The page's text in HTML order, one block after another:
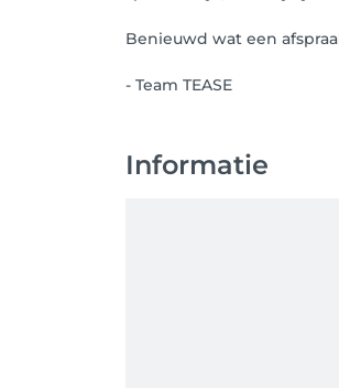
Benieuwd wat een
Informatie